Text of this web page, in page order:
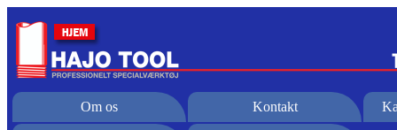
Om os Kontakt